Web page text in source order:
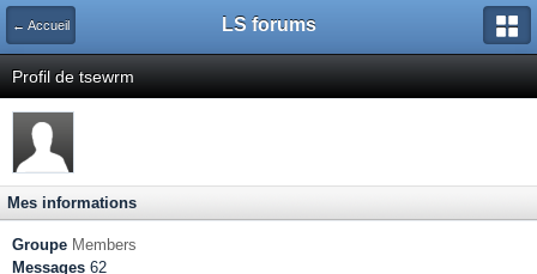
← Accueil LS forums
Profil de tsewrm
Mes informations
Groupe Members
Messages 62